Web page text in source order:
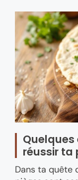
réussir ta
Dans ta quête